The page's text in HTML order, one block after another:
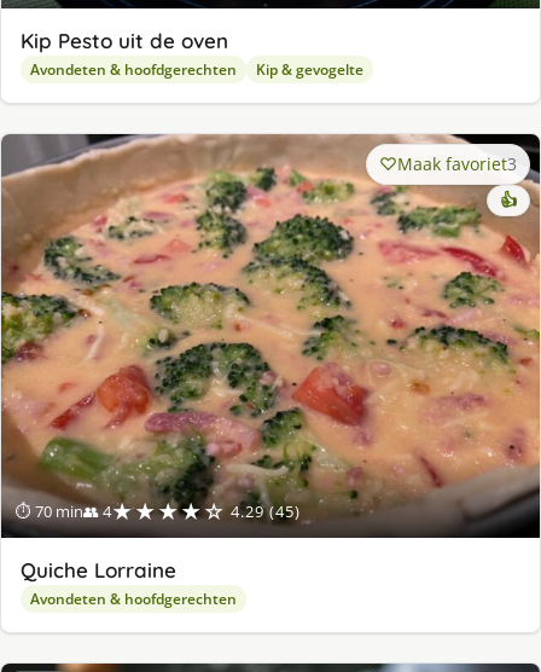
Kip Pesto uit de oven
Avondeten & hoofdgerechten Kip & gevogelte
⏱ 70 min👥 4★★★★☆ 4.29 (45)
Maak favoriet3
👍
Quiche Lorraine
Avondeten & hoofdgerechten